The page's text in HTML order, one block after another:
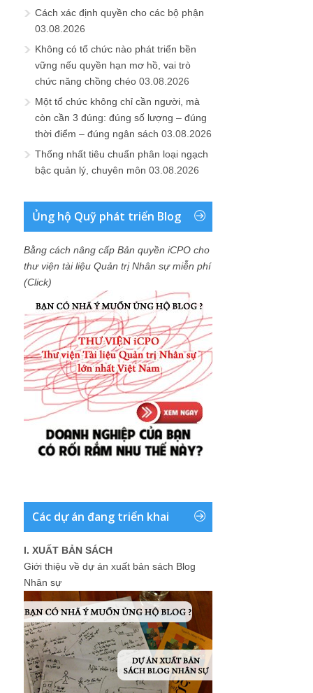
Cách xác định quyền cho các bộ phận
03.08.2026
Không có tổ chức nào phát triển bền
vững nếu quyền hạn mơ hồ, vai trò
chức năng chồng chéo 03.08.2026
Một tổ chức không chỉ cần người, mà
còn cần 3 đúng: đúng số lượng – đúng
thời điểm – đúng ngân sách 03.08.2026
Thống nhất tiêu chuẩn phân loại ngạch
bậc quản lý, chuyên môn 03.08.2026
Ủng hộ Quỹ phát triển Blog
Bằng cách nâng cấp Bản quyền iCPO cho
thư viện tài liệu Quản trị Nhân sự miễn phí
(Click)
Các dự án đang triển khai
I. XUẤT BẢN SÁCH
Giới thiệu về dự án xuất bản sách Blog
Nhân sự